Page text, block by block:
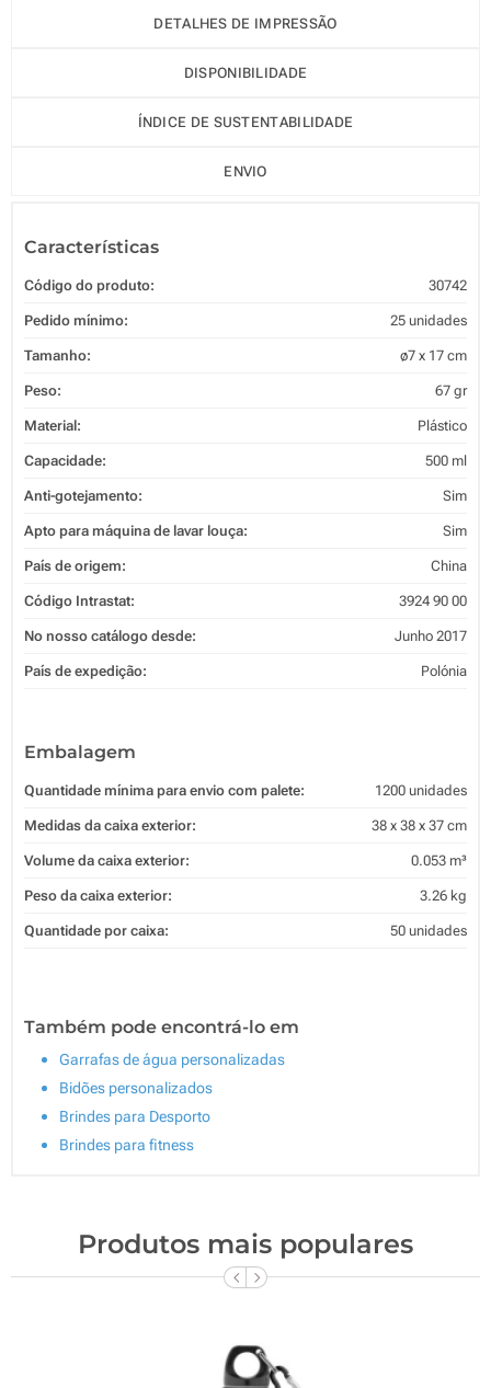
DETALHES DE IMPRESSÃO
DISPONIBILIDADE
ÍNDICE DE SUSTENTABILIDADE
ENVIO
Características
Código do produto: 30742
Pedido mínimo: 25 unidades
Tamanho: ø7 x 17 cm
Peso: 67 gr
Material: Plástico
Capacidade: 500 ml
Anti-gotejamento: Sim
Apto para máquina de lavar louça: Sim
País de origem: China
Código Intrastat: 3924 90 00
No nosso catálogo desde: Junho 2017
País de expedição: Polónia
Embalagem
Quantidade mínima para envio com palete: 1200 unidades
Medidas da caixa exterior: 38 x 38 x 37 cm
Volume da caixa exterior: 0.053 m³
Peso da caixa exterior: 3.26 kg
Quantidade por caixa: 50 unidades
Também pode encontrá-lo em
Garrafas de água personalizadas
Bidões personalizados
Brindes para Desporto
Brindes para fitness
Produtos mais populares